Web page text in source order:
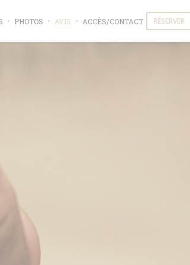
PHOTOS AVIS ACCÈS/CONTACT RÉSERVER